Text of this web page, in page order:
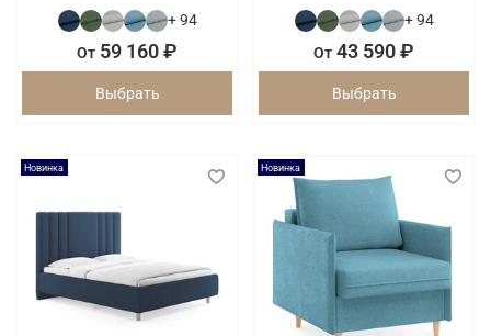
+ 94
От 59 160 ₽
Выбрать
+ 94
От 43 590 ₽
Выбрать
Новинка Новинка